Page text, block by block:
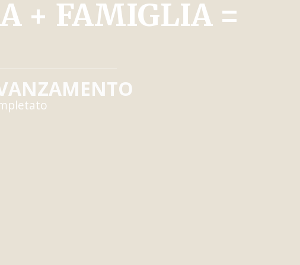
+ FAMIGLIA =